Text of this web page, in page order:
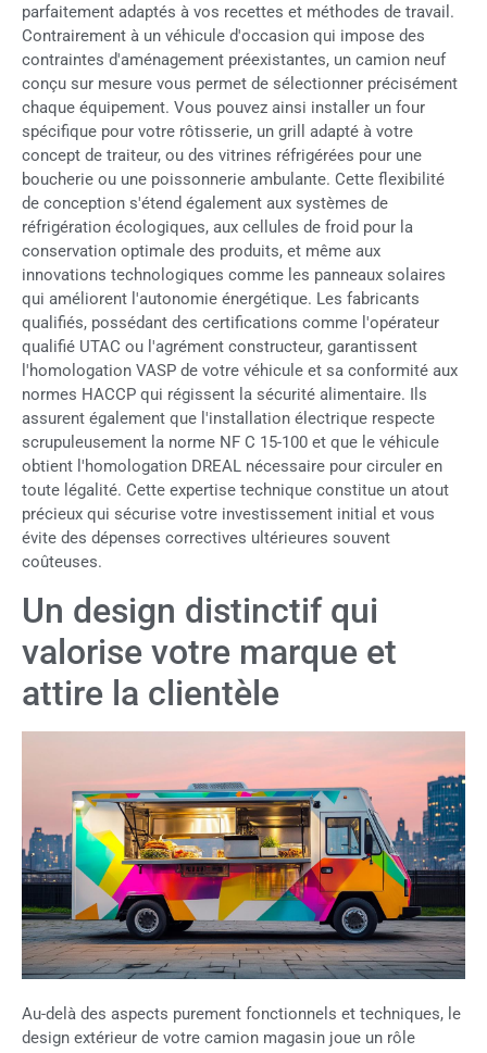
parfaitement adaptés à vos recettes et méthodes de travail.
Contrairement à un véhicule d'occasion qui impose des
contraintes d'aménagement préexistantes, un camion neuf
conçu sur mesure vous permet de sélectionner précisément
chaque équipement. Vous pouvez ainsi installer un four
spécifique pour votre rôtisserie, un grill adapté à votre
concept de traiteur, ou des vitrines réfrigérées pour une
boucherie ou une poissonnerie ambulante. Cette flexibilité
de conception s'étend également aux systèmes de
réfrigération écologiques, aux cellules de froid pour la
conservation optimale des produits, et même aux
innovations technologiques comme les panneaux solaires
qui améliorent l'autonomie énergétique. Les fabricants
qualifiés, possédant des certifications comme l'opérateur
qualifié UTAC ou l'agrément constructeur, garantissent
l'homologation VASP de votre véhicule et sa conformité aux
normes HACCP qui régissent la sécurité alimentaire. Ils
assurent également que l'installation électrique respecte
scrupuleusement la norme NF C 15-100 et que le véhicule
obtient l'homologation DREAL nécessaire pour circuler en
toute légalité. Cette expertise technique constitue un atout
précieux qui sécurise votre investissement initial et vous
évite des dépenses correctives ultérieures souvent
coûteuses.
Un design distinctif qui
valorise votre marque et
attire la clientèle
Au-delà des aspects purement fonctionnels et techniques, le
design extérieur de votre camion magasin joue un rôle